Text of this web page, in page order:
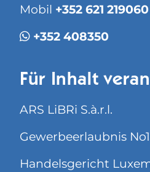
Mobil +352 621 219060
+352 408350
Für Inhalt
ARS LiBRi S.à.r.l.
Gewerbeerlaubnis
Handelsgericht